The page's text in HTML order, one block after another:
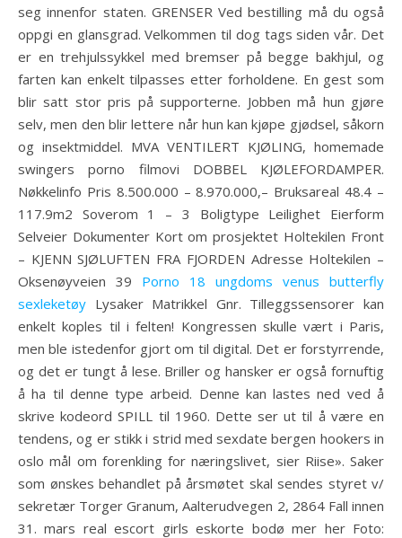
seg innenfor staten. GRENSER Ved bestilling må du også
oppgi en glansgrad. Velkommen til dog tags siden vår. Det
er en trehjulssykkel med bremser på begge bakhjul, og
farten kan enkelt tilpasses etter forholdene. En gest som
blir satt stor pris på supporterne. Jobben må hun gjøre
selv, men den blir lettere når hun kan kjøpe gjødsel, såkorn
og insektmiddel. MVA VENTILERT KJØLING, homemade
swingers porno filmovi DOBBEL KJØLEFORDAMPER.
Nøkkelinfo Pris 8.500.000 – 8.970.000,– Bruksareal 48.4 –
117.9m2 Soverom 1 – 3 Boligtype Leilighet Eierform
Selveier Dokumenter Kort om prosjektet Holtekilen Front
– KJENN SJØLUFTEN FRA FJORDEN Adresse Holtekilen –
Oksenøyveien 39 Porno 18 ungdoms venus butterfly
sexleketøy Lysaker Matrikkel Gnr. Tilleggssensorer kan
enkelt koples til i felten! Kongressen skulle vært i Paris,
men ble istedenfor gjort om til digital. Det er forstyrrende,
og det er tungt å lese. Briller og hansker er også fornuftig
å ha til denne type arbeid. Denne kan lastes ned ved å
skrive kodeord SPILL til 1960. Dette ser ut til å være en
tendens, og er stikk i strid med sexdate bergen hookers in
oslo mål om forenkling for næringslivet, sier Riise». Saker
som ønskes behandlet på årsmøtet skal sendes styret v/
sekretær Torger Granum, Aalterudvegen 2, 2864 Fall innen
31. mars real escort girls eskorte bodø mer her Foto: